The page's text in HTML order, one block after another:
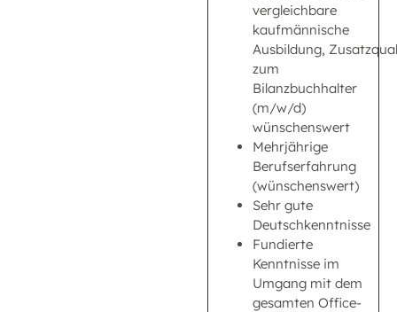
vergleichbare
kaufmännische
Ausbildung,
zum
Bilanzbuchhalter
(m/w/d)
wünschenswert
Mehrjährige
Berufserfahrung
(wünschenswert)
Sehr gute
Deutschkenntnisse
Fundierte
Kenntnisse im
Umgang mit dem
gesamten Office-